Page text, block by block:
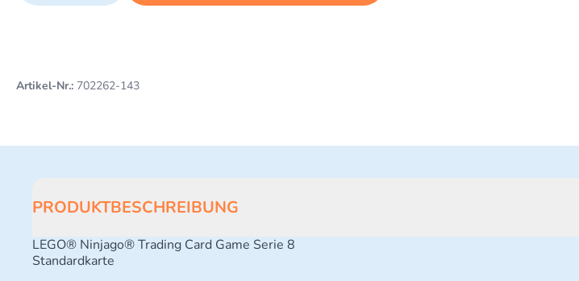
Artikel-Nr.: 702262-143
PRODUKTBESCHREIBUNG
LEGO® Ninjago® Trading Card Game Serie 8
Standardkarte